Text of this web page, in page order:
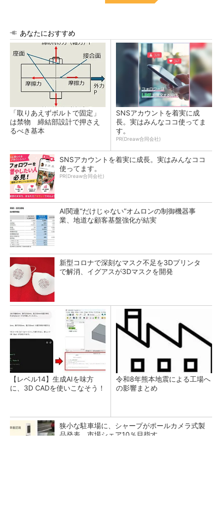
あなたにおすすめ
「取りあえずボルトで固定」
は禁物 締結部設計で押さえ
るべき基本
SNSアカウントを着実に成
長。実はみんなココ使ってま
す。
PR(Dreaw合同会社)
SNSアカウントを着実に成長。実はみんなココ
使ってます。
PR(Dreaw合同会社)
AI関連“だけじゃない”オムロンの制御機器事
業、地道な顧客基盤強化が結実
新型コロナで深刻なマスク不足を3Dプリンタ
で解消、イグアスが3Dマスクを開発
【レベル14】生成AIを味方
に、3D CADを使いこなそう！
令和8年熊本地震による工場へ
の影響まとめ
狭小な駐車場に、シャープがポールカメラ式製
品発表 市場シェア10％目指す